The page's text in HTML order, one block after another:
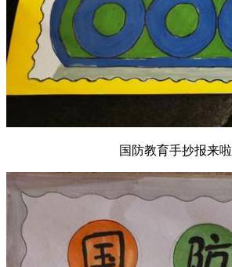
国防教育手抄报来啦